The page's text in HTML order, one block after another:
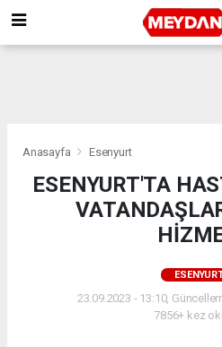
Anasayfa Esenyurt
ESENYURT'TA
23.09.2023 - 13:10,
7856+ kez